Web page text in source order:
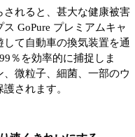
されると、甚大な健康被害
GoPure プレミアムキャ
て自動車の換気装置を通
％を効率的に捕捉しま
微粒子、細菌、一部のウ
されます。